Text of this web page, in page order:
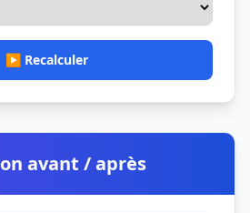
▶️ Recalculer
avant / après